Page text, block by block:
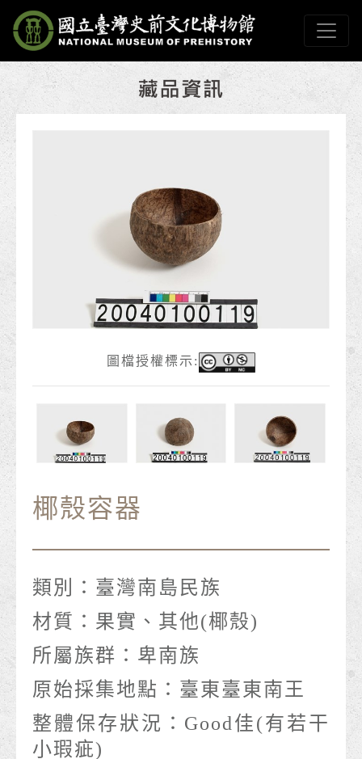
跳到主要內容
國立臺灣史前文化博物
網頁導覽
圖檔授權標示:
椰殼容器
類別： 臺灣南島民族
材質： 果實、其他(椰殼)
所屬族群： 卑南族
原始採集地點： 臺東臺東南王
整體保存狀況： Good佳(有若干
小瑕疵)